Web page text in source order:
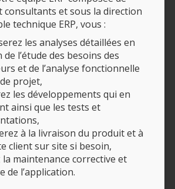
consultants et sous la direction
technique ERP, vous :
les analyses détaillées en
l’étude des besoins des
et de l’analyse fonctionnelle
projet,
les développements qui en
ainsi que les tests et
à la livraison du produit et à
client sur site si besoin,
la maintenance corrective et
de l’application.